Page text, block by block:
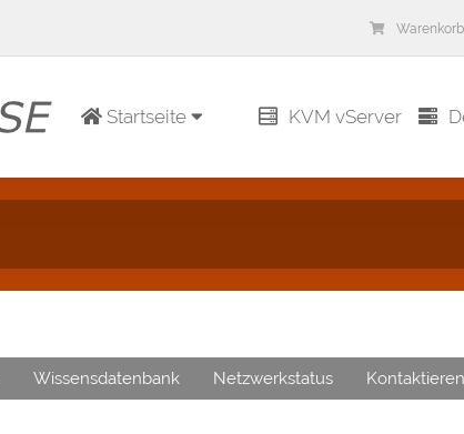
Startseite KVM vServer
Wissensdatenbank Netzwerkstatus